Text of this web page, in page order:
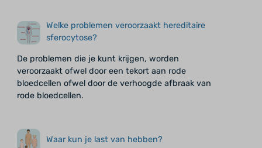
Welke problemen veroorzaakt hereditaire
sferocytose?
De problemen die je kunt krijgen, worden
veroorzaakt ofwel door een tekort aan rode
bloedcellen ofwel door de verhoogde afbraak van
rode bloedcellen.
Waar kun je last van hebben?